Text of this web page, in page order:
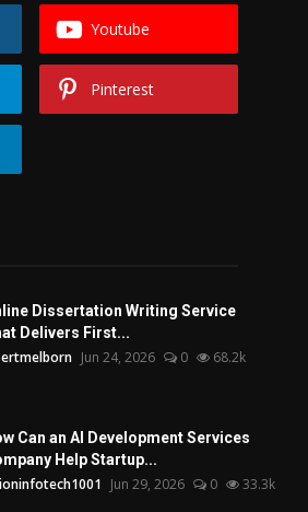
Youtube
Pinterest
Dissertation Writing Service
Delivers First...
Jun 24, 2026 0 68.2k
Can an AI Development Services
Help Startup...
Jun 29, 2026 0 33.3k